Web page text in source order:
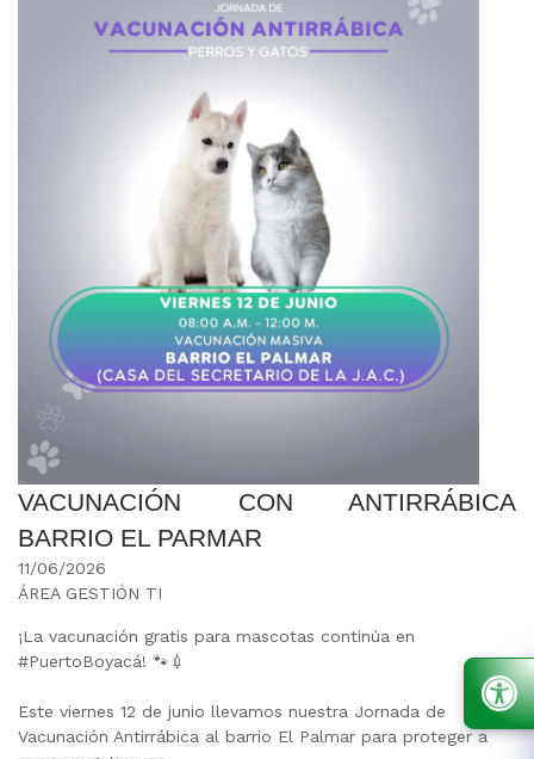
VACUNACIÓN CON ANTIRRÁBICA
BARRIO EL PARMAR
11/06/2026
ÁREA GESTIÓN TI
¡La vacunación gratis para mascotas continúa en
#PuertoBoyacá! 🐾💉
Este viernes 12 de junio llevamos nuestra Jornada de
Vacunación Antirrábica al barrio El Palmar para proteger a